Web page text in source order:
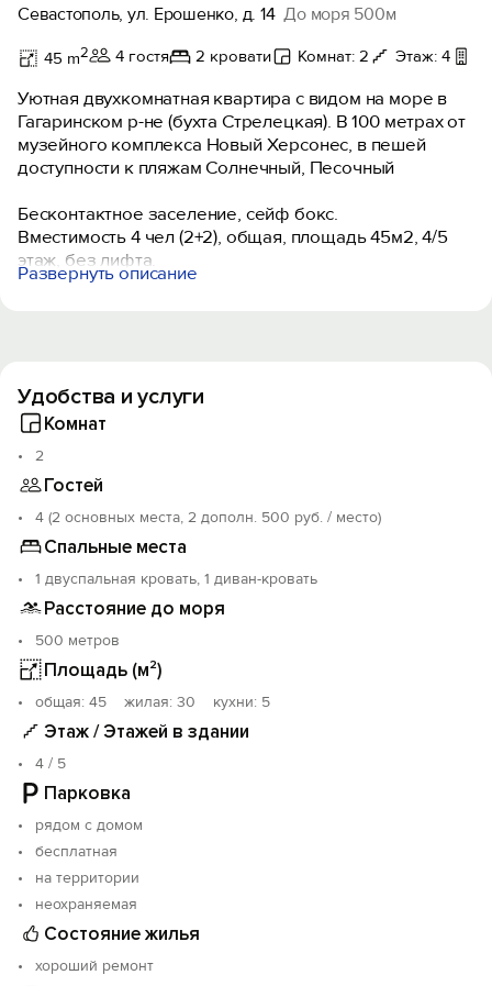
Севастополь, ул. Ерошенко, д. 14 До моря 500м
45 m2 4 гостя 2 кровати Комнат: 2 Этаж: 4
Уютная двухкомнатная квартира с видом на море в
Гагаринском р-не (бухта Стрелецкая). В 100 метрах от
музейного комплекса Новый Херсонес, в пешей
доступности к пляжам Солнечный, Песочный
Бесконтактное заселение, сейф бокс.
Вместимость 4 чел (2+2), общая, площадь 45м2, 4/5
этаж, без лифта.
Санузел раздельный, ванна, горячая вода -бойлер
Парковка во дворе при наличии свободных мест, есть
две больших парковки на территории Херсонеса.
Полный пакет отчетных документов
(предоставляются по запросу за отдельную плату).
Удобства:
Двуспальная кровать 160х200, диван раскладной
140х2000.
Рабочий стол, шкаф для хранения одежды, комод,
Холодильник, кондиционер, стиральная машина, фен,
утюг с гладильной доской, сушилка для белья,
пылесос.
Кухня:
Кухонная мебель, стол, стулья.
Газовая варочная поверхность, без духовки.
для приготовления коктейлей и смузи, посуда для
приготовления и приёма пищи.
Текстиль:
Новое белое постельное белье (перкаль, бязь, 100%
одеяла, подушки.
Развернуть описание
Удобства и услуги
Комнат
2
Гостей
4 (2 основных места, 2 дополн. 500 руб. / место)
Спальные места
1 двуспальная кровать, 1 диван-кровать
Расстояние до моря
500 метров
Площадь (м²)
oбщая: 45 жилая: 30 кухни: 5
Этаж / Этажей в здании
4 / 5
Парковка
рядом с домом
бесплатная
на территории
неохраняемая
Состояние жилья
хороший ремонт